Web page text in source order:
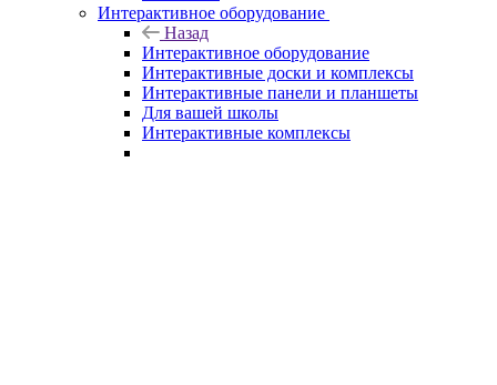
Интерактивное оборудование
Назад
Интерактивное оборудование
Интерактивные доски и комплексы
Интерактивные панели и планшеты
Для вашей школы
Интерактивные комплексы